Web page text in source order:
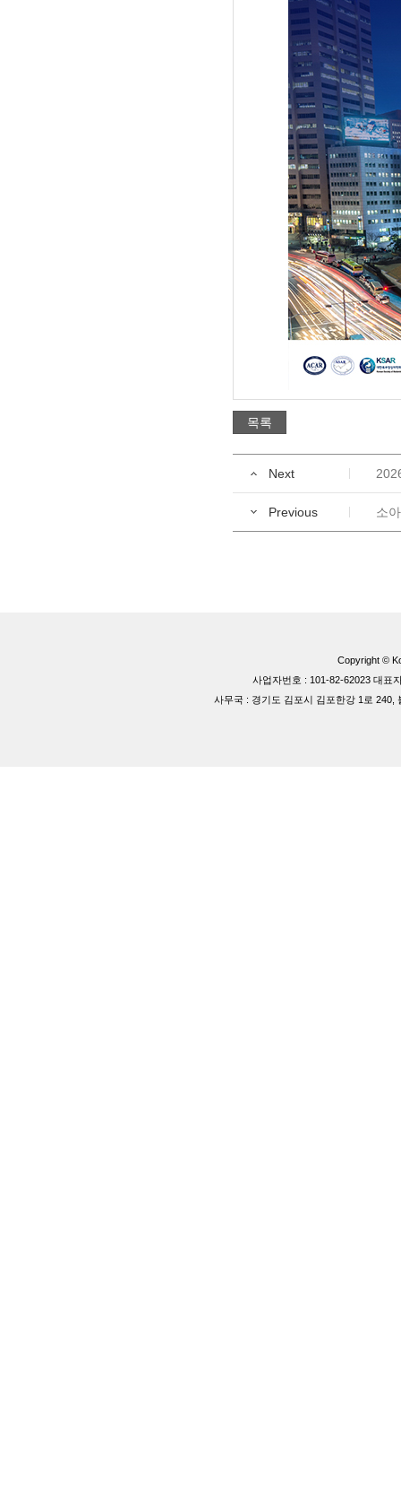
목록
Next
Previous 소
Copyright ©
사업자번호 : 101-82-62023 대표
사무국 : 경기도 김포시 김포한강 1로